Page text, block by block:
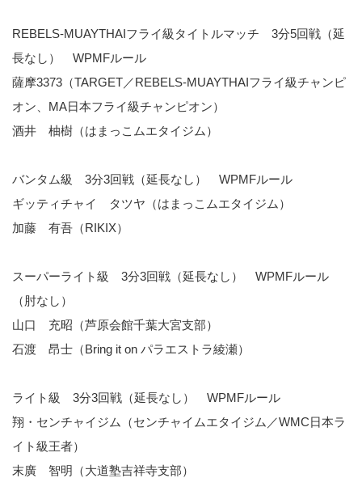
REBELS-MUAYTHAIフライ級タイトルマッチ 3分5回戦（延
長なし） WPMFルール
薩摩3373（TARGET／REBELS-MUAYTHAIフライ級チャンピ
オン、MA日本フライ級チャンピオン）
酒井 柚樹（はまっこムエタイジム）
バンタム級 3分3回戦（延長なし） WPMFルール
ギッティチャイ タツヤ（はまっこムエタイジム）
加藤 有吾（RIKIX）
スーパーライト級 3分3回戦（延長なし） WPMFルール
（肘なし）
山口 充昭（芦原会館千葉大宮支部）
石渡 昂士（Bring it on パラエストラ綾瀬）
ライト級 3分3回戦（延長なし） WPMFルール
翔・センチャイジム（センチャイムエタイジム／WMC日本ラ
イト級王者）
末廣 智明（大道塾吉祥寺支部）